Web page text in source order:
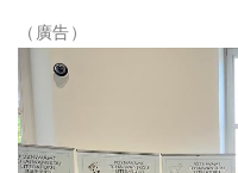
（廣告）